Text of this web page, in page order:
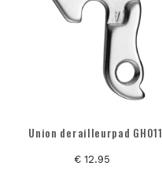
Union derailleurpad GH011
€ 12.95